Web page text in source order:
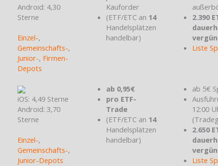
Android: 4,30
Sterne
Einzel-,
Gemeinschafts-,
Junior-, Firmen-
Depots
Kauforder
(ETF/ETC an 14
Handelsplätzen
handelbar)
2.390
Liste
iOS: 4,49 Sterne
Android: 3,70
Sterne
Einzel-,
Gemeinschafts-,
Junior-Depots
ab 0,95€
pro ETF-
Trade
(ETF/ETC an 14
Handelsplätzen
handelbar)
ab 5€
12:00
2.650
Liste